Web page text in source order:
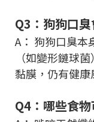
Q3：狗狗口
A： 狗狗口臭本
（如變形鏈球
黏膜，仍有健康
Q4：哪些食